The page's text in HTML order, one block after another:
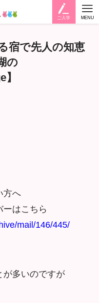
ご入学 MENU
宿で先人の知恵
の
方へ
ーはこちら
mail/146/445/
が多いのですが